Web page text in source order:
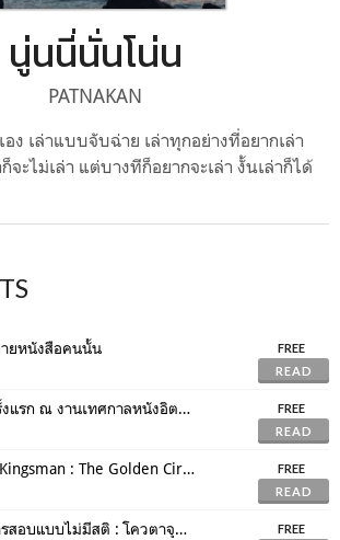
นู่นนี่นั่นโน่น
PATNAKAN
เอง เล่าแบบจับฉ่าย เล่าทุกอย่างที่อยากเล่า
จะไม่เล่า แต่บางทีก็อยากจะเล่า งั้นเล่าก็ได้
ยหนังสือคนนั้น
FREE
READ
ประสบการณ์ครั้งแรก ณ งานเทศกาลหนังอิตาเลียน!
FREE
READ
เมื่อเราได้ไปดู Kingsman : The Golden Circle.
FREE
READ
ประสบการณ์การสอบแบบไม่มีสติ : โควตาจุฬา วารสารสนเทศ คณะนิเทศศาสตร์ (dek61)
FREE